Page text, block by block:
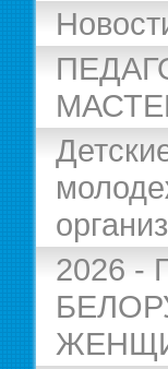
2026 -